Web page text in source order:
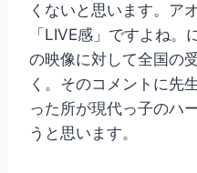
くないと思います。ア
「LIVE感」ですよね
の映像に対して全国の
く。そのコメントに先
った所が現代っ子のハ
うと思います。